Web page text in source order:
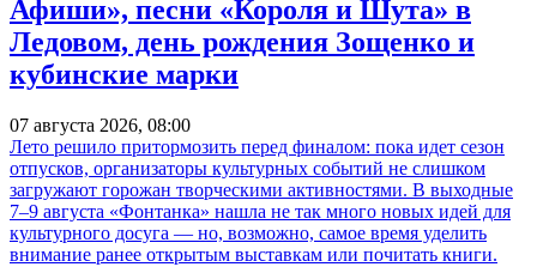
Афиши», песни «Короля и Шута» в
Ледовом, день рождения Зощенко и
кубинские марки
07 августа 2026, 08:00
Лето решило притормозить перед финалом: пока идет сезон
отпусков, организаторы культурных событий не слишком
загружают горожан творческими активностями. В выходные
7–9 августа «Фонтанка» нашла не так много новых идей для
культурного досуга — но, возможно, самое время уделить
внимание ранее открытым выставкам или почитать книги.